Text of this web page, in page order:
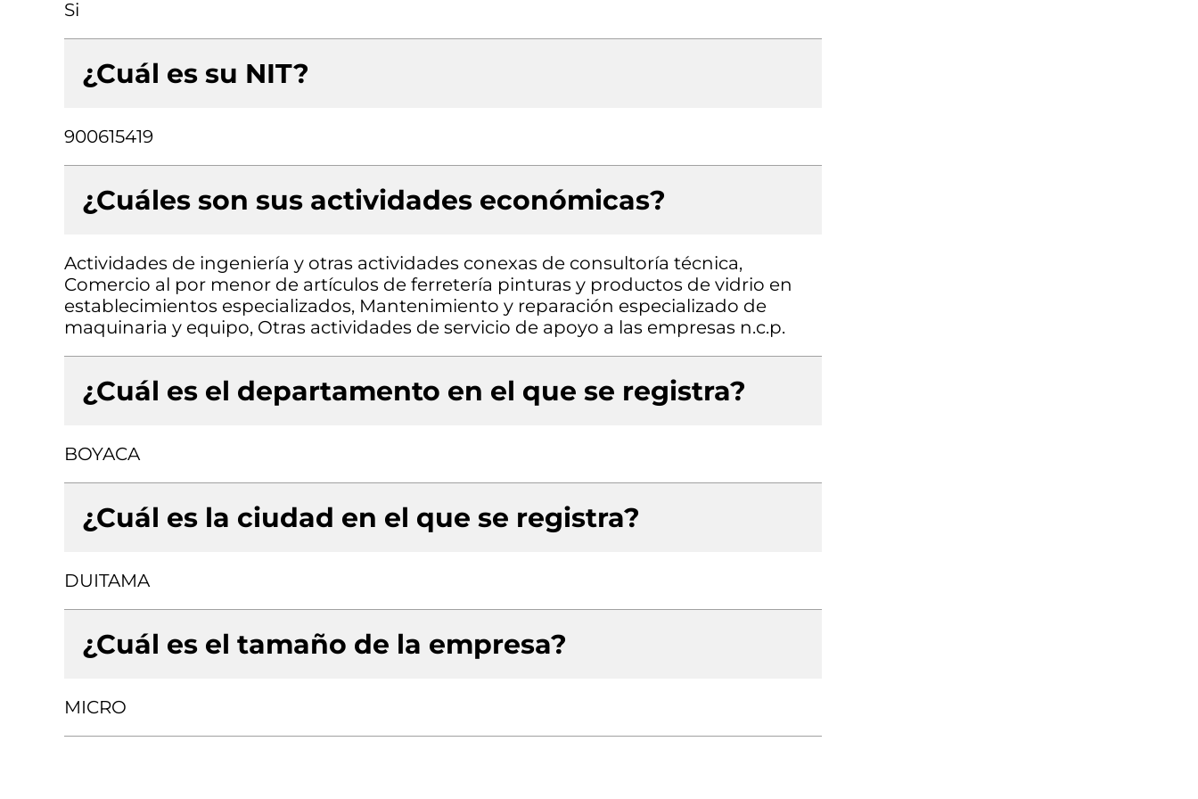
Si
¿Cuál es su NIT?
900615419
¿Cuáles son sus actividades económicas?
Actividades de ingeniería y otras actividades conexas de consultoría técnica,
Comercio al por menor de artículos de ferretería pinturas y productos de vidrio en
establecimientos especializados, Mantenimiento y reparación especializado de
maquinaria y equipo, Otras actividades de servicio de apoyo a las empresas n.c.p.
¿Cuál es el departamento en el que se registra?
BOYACA
¿Cuál es la ciudad en el que se registra?
DUITAMA
¿Cuál es el tamaño de la empresa?
MICRO